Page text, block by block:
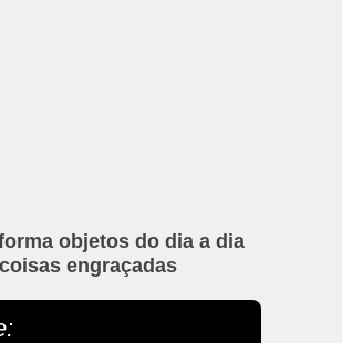
objetos do dia a dia
engraçadas